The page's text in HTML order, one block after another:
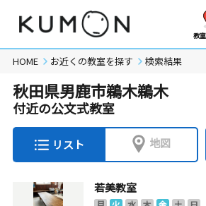
教
HOME お近くの教室を探す 検索結果
秋田県男鹿市鵜木鵜木
付近の公文式教室
リスト 地図
若美教室